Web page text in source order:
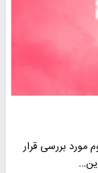
مورد بررسی قرار